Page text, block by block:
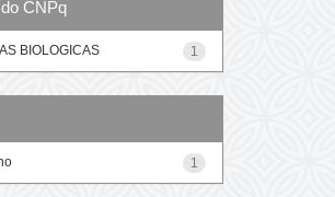
CNPq
1
BIOLOGICAS
1